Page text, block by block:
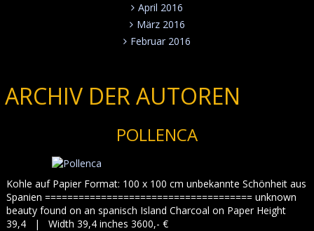
April 2016
März 2016
Februar 2016
ARCHIV DER AUTOREN
POLLENCA
Kohle auf Papier Format: 100 x 100 cm unbekannte Schönheit aus
Spanien ===================================== unknown
beauty found on an spanisch Island Charcoal on Paper Height
39,4 | Width 39,4 inches 3600,- €